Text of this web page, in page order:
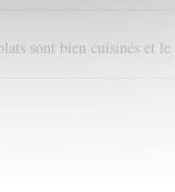
sont bien cuisinés et le